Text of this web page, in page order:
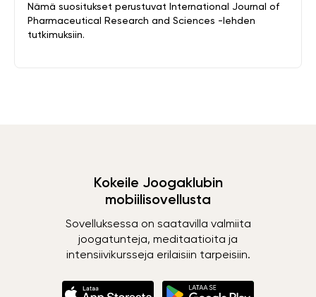
Nämä suositukset perustuvat International Journal of
Pharmaceutical Research and Sciences -lehden
tutkimuksiin.
Kokeile Joogaklubin
mobiilisovellusta
Sovelluksessa on saatavilla valmiita
joogatunteja, meditaatioita ja
intensiivikursseja erilaisiin tarpeisiin.